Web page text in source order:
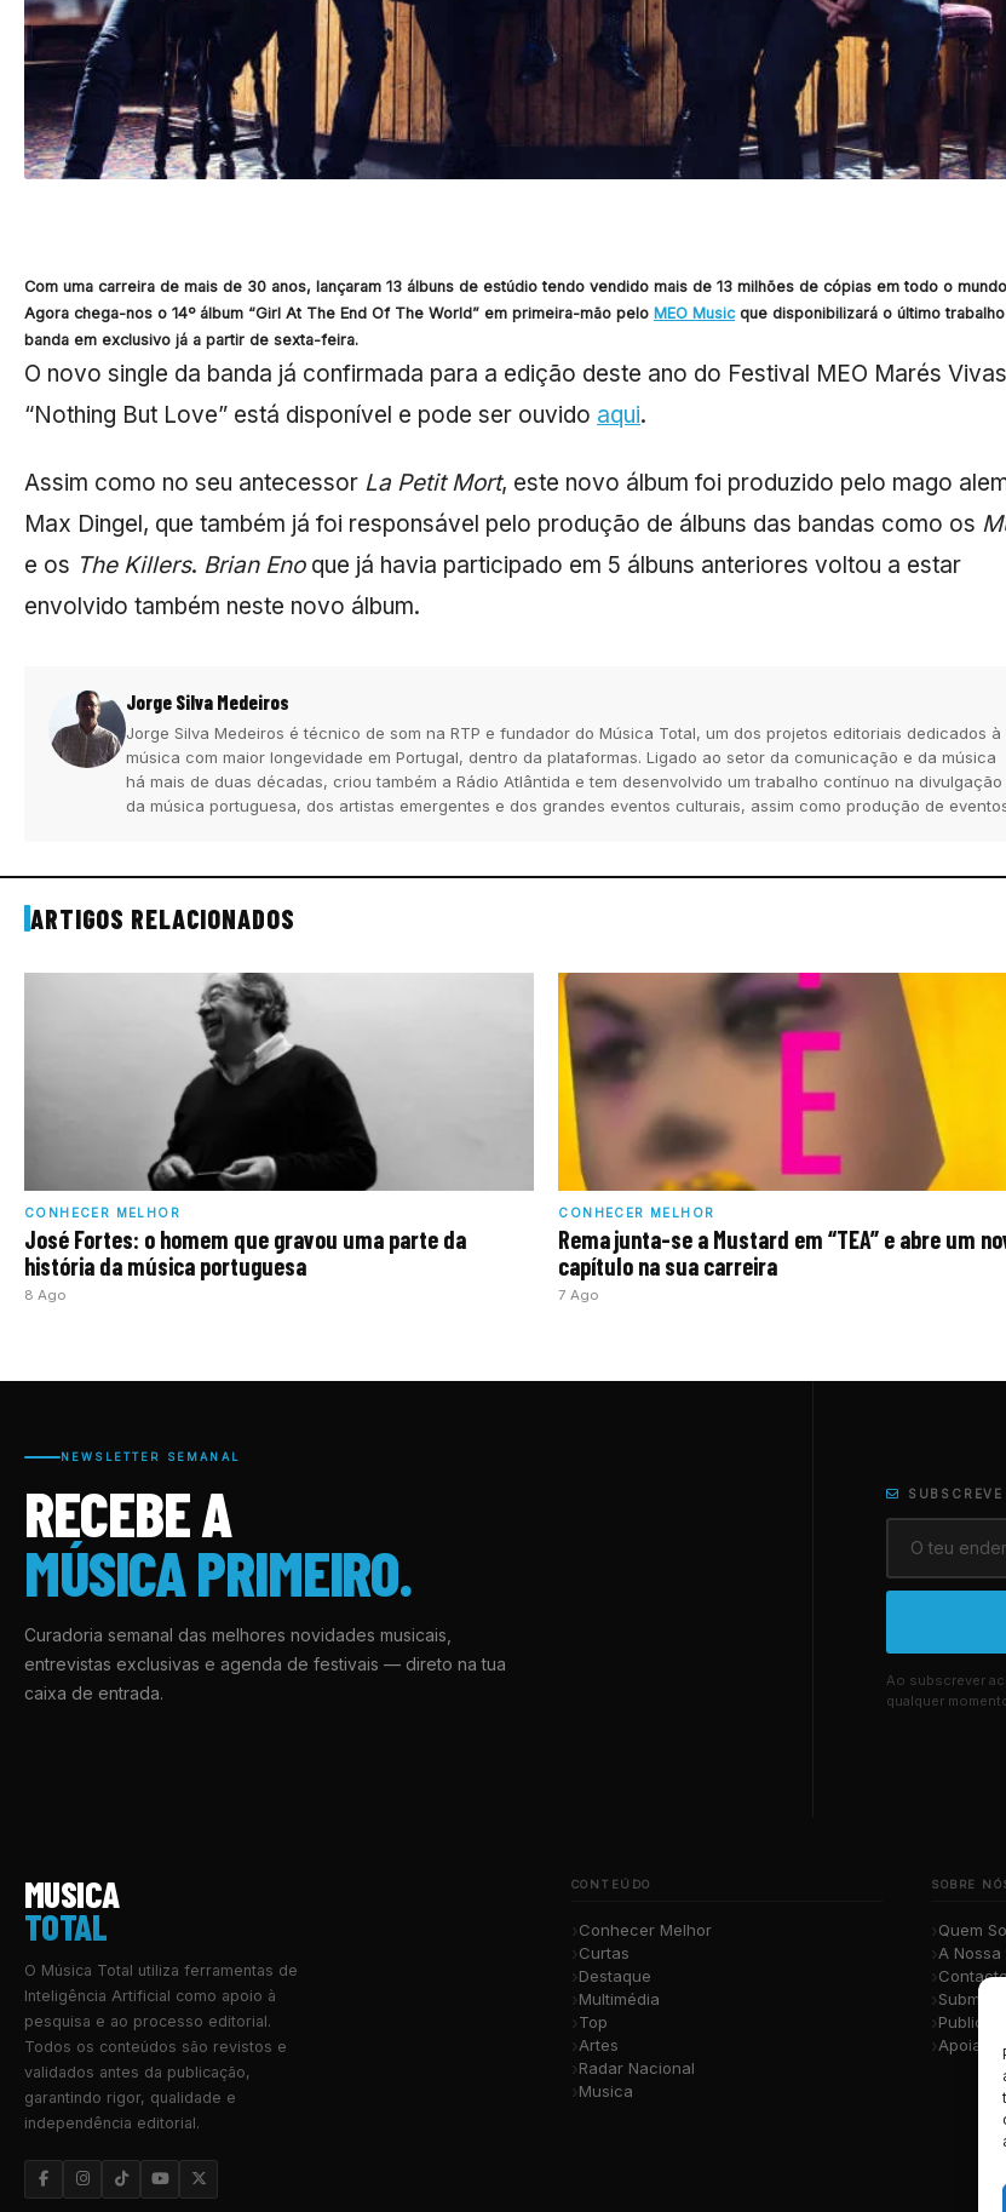
Com uma carreira de mais de 30 anos, lançaram 13 álbuns de estúdio tendo vendido mais de 13 milhões de cópias em todo o
Agora chega-nos o 14º álbum “Girl At The End Of The World” em primeira-mão pelo MEO Musicque disponibilizará o último
banda em exclusivo já a partir de sexta-feira.
O novo single da banda já confirmada para a edição deste ano do Festival MEO Marés
“Nothing But Love” está disponível e pode ser ouvido aqui.
Assim como no seu antecessor La Petit Mort, este novo álbum foi produzido pelo mago
Max Dingel, que também já foi responsável pelo produção de álbuns das bandas como os
e os The Killers. Brian Enoque já havia participado em 5 álbuns anteriores voltou a estar
envolvido também neste novo álbum.
Jorge Silva Medeiros
Jorge Silva Medeiros é técnico de som na RTP e fundador do Música Total, um dos projetos editoriais dedicados à
música com maior longevidade em Portugal, dentro da plataformas. Ligado ao setor da comunicação e da música
há mais de duas décadas, criou também a Rádio Atlântida e tem desenvolvido um trabalho contínuo na divulgação
da música portuguesa, dos artistas emergentes e dos grandes eventos culturais, assim como produção de
ARTIGOS RELACIONADOS
CONHECER MELHOR
José Fortes: o homem que gravou uma parte da
história da música portuguesa
8 Ago
CONHECER MELHOR
Rema junta-se a Mustard em “TEA” e abre um
capítulo na sua carreira
7 Ago
NEWSLETTER SEMANAL
RECEBE A
MÚSICA PRIMEIRO.
Curadoria semanal das melhores novidades musicais,
entrevistas exclusivas e agenda de festivais — direto na tua
caixa de entrada.
Ao subscrever
qualquer
MUSICA
TOTAL
O Música Total utiliza ferramentas de
Inteligência Artificial como apoio à
pesquisa e ao processo editorial.
Todos os conteúdos são revistos e
validados antes da publicação,
garantindo rigor, qualidade e
independência editorial.
CONTEÚDO
Conhecer Melhor
Curtas
Destaque
Multimédia
Top
Artes
Radar Nacional
Musica
SOBRE
Quem
A Nossa
Apoiar o